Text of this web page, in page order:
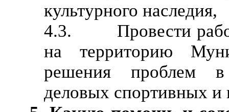
культурного наследия,
4.3. Провести
на территорию
решения проблем в
деловых спортивных и